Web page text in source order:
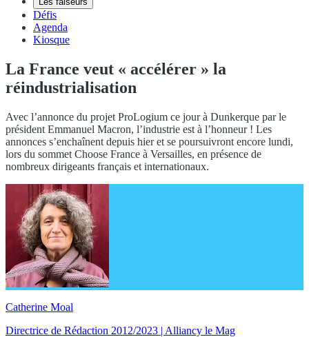
Défis
Agenda
Kiosque
La France veut « accélérer » la
réindustrialisation
Avec l’annonce du projet ProLogium ce jour à Dunkerque par le
président Emmanuel Macron, l’industrie est à l’honneur ! Les
annonces s’enchaînent depuis hier et se poursuivront encore lundi,
lors du sommet Choose France à Versailles, en présence de
nombreux dirigeants français et internationaux.
Catherine Moal
Directrice de Rédaction 2012/2023 | Alliancy le Mag